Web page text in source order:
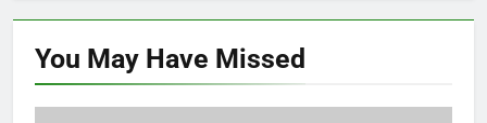
You May Have Missed